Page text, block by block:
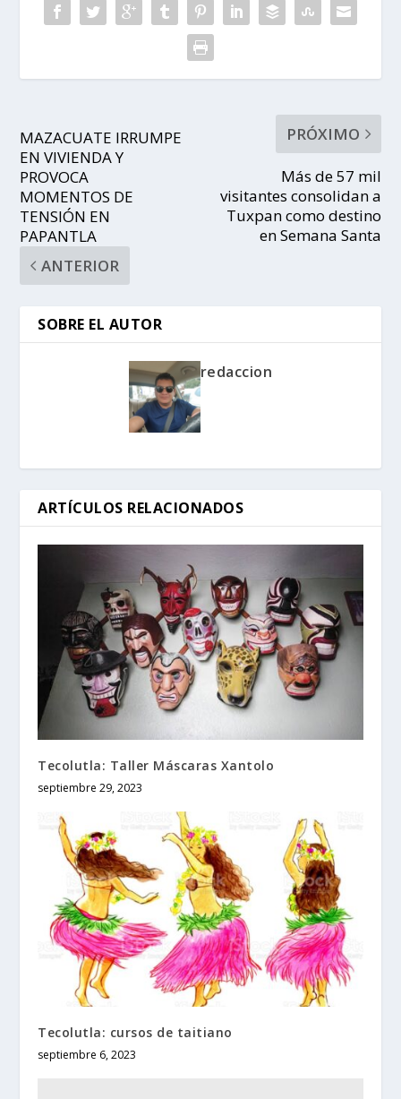
MAZACUATE IRRUMPE
EN VIVIENDA Y
PROVOCA
MOMENTOS DE
TENSIÓN EN
PAPANTLA
ANTERIOR
PRÓXIMO
Más de 57 mil
visitantes consolidan a
Tuxpan como destino
en Semana Santa
SOBRE EL AUTOR
redaccion
ARTÍCULOS RELACIONADOS
Tecolutla: Taller Máscaras Xantolo
septiembre 29, 2023
Tecolutla: cursos de taitiano
septiembre 6, 2023